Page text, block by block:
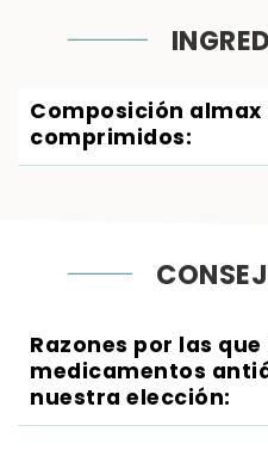
Composición
comprimidos:
Razones por las que
medicamentos
nuestra elección: